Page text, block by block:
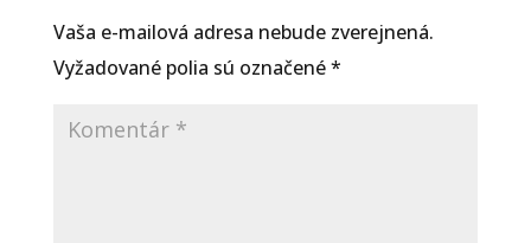
Vaša e-mailová adresa nebude zverejnená.
Vyžadované polia sú označené*